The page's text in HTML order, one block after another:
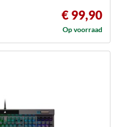
€ 99,90
Op voorraad